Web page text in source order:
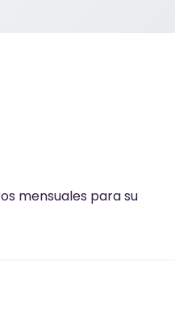
mensuales para su